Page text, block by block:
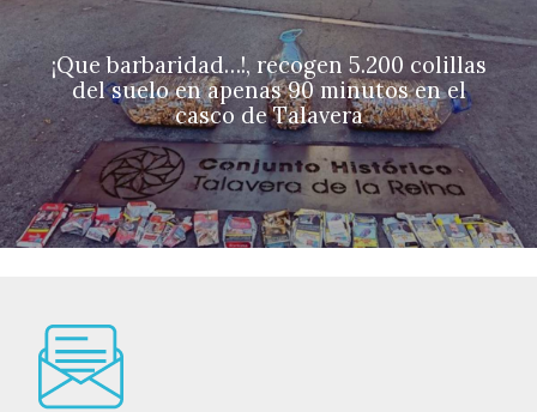
¡Que barbaridad…!, recogen 5.200 colillas
del suelo en apenas 90 minutos en el
casco de Talavera